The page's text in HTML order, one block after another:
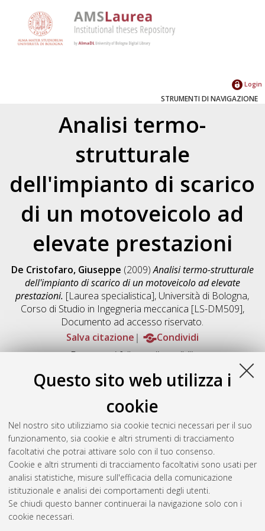
Questo sito web utilizza i
cookie
Nel nostro sito utilizziamo sia cookie tecnici necessari per il suo
funzionamento, sia cookie e altri strumenti di tracciamento
facoltativi che potrai attivare solo con il tuo consenso.
Cookie e altri strumenti di tracciamento facoltativi sono usati per
analisi statistiche, misure sull'efficacia della comunicazione
istituzionale e analisi dei comportamenti degli utenti.
Se chiudi questo banner continuerai la navigazione solo con i
cookie necessari.
Login
STRUMENTI DI NAVIGAZIONE
Analisi termo-
strutturale
dell'impianto di scarico
di un motoveicolo ad
elevate prestazioni
De Cristofaro, Giuseppe (2009)Analisi termo-strutturale
dell'impianto di scarico di un motoveicolo ad elevate
prestazioni. [Laurea specialistica], Università di Bologna,
Corso di Studio in Ingegneria meccanica [LS-DM509],
Documento ad accesso riservato.
Salva citazione
Condividi
Documenti full-text disponibili:
Documento PDF
Full-text non accessibile
Download (16MB) |
Abstract
Altri metadati
Gestione del documento: